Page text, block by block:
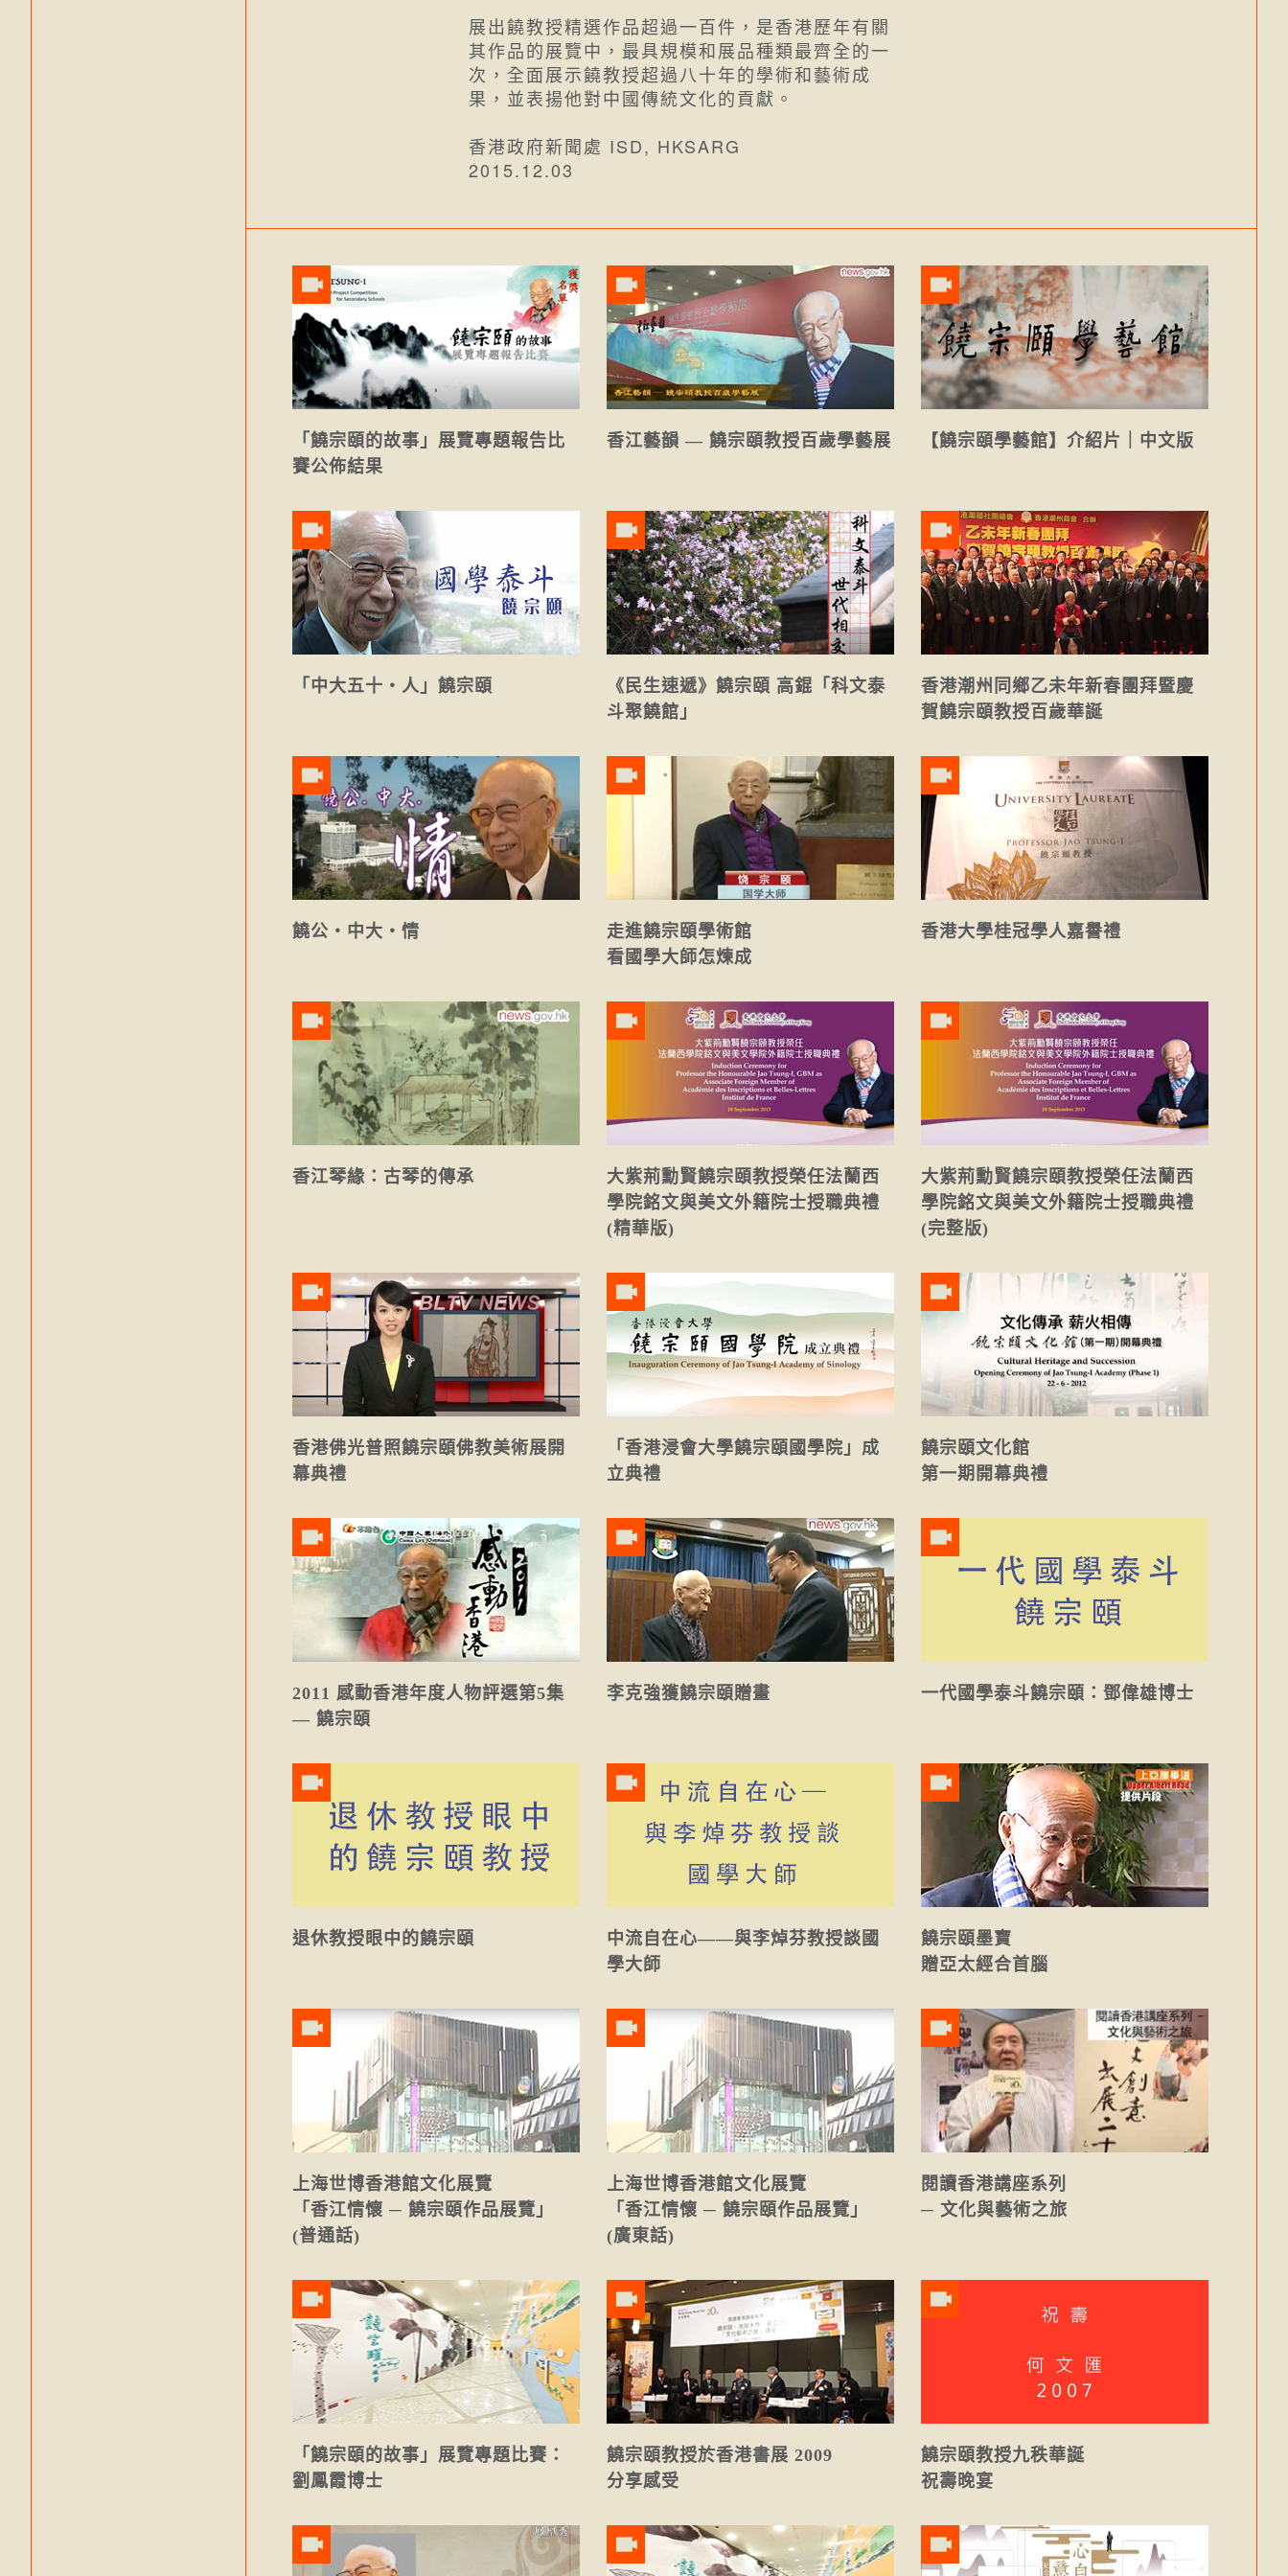
展出饒教授精選作品超過一百件，是香港歷年有關
其作品的展覽中，最具規模和展品種類最齊全的一
次，全面展示饒教授超過八十年的學術和藝術成
果，並表揚他對中國傳統文化的貢獻。
香港政府新聞處 ISD, HKSARG
2015.12.03
「饒宗頤的故事」展覽專題報告比
賽公佈結果
香江藝韻 — 饒宗頤教授百歲學藝展 【饒宗頤學藝館】介紹片｜中文版
「中大五十‧人」饒宗頤
《民生速遞》饒宗頤 高錕「科文泰
斗聚饒館」
香港潮州同鄉乙未年新春團拜暨慶
賀饒宗頤教授百歲華誕
饒公‧中大‧情
走進饒宗頤學術館
看國學大師怎煉成
香港大學桂冠學人嘉譽禮
香江琴緣：古琴的傳承
大紫荊勳賢饒宗頤教授榮任法蘭西
學院銘文與美文外籍院士授職典禮
(精華版)
大紫荊勳賢饒宗頤教授榮任法蘭西
學院銘文與美文外籍院士授職典禮
(完整版)
香港佛光普照饒宗頤佛教美術展開
幕典禮
「香港浸會大學饒宗頤國學院」成
立典禮
饒宗頤文化館
第一期開幕典禮
2011 感動香港年度人物評選第5集
— 饒宗頤
李克強獲饒宗頤贈畫 一代國學泰斗饒宗頤：鄧偉雄博士
退休教授眼中的饒宗頤
中流自在心——與李焯芬教授談國
學大師
饒宗頤墨寶
贈亞太經合首腦
上海世博香港館文化展覽
「香江情懷 ─ 饒宗頤作品展覽」
(普通話)
上海世博香港館文化展覽
「香江情懷 ─ 饒宗頤作品展覽」
(廣東話)
閱讀香港講座系列
─ 文化與藝術之旅
「饒宗頤的故事」展覽專題比賽：
劉鳳霞博士
饒宗頤教授於香港書展 2009
分享感受
饒宗頤教授九秩華誕
祝壽晚宴